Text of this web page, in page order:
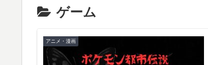
ゲーム
アニメ・漫画